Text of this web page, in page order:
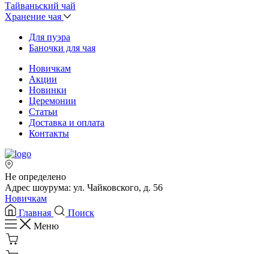
Тайваньский чай
Хранение чая
Для пуэра
Баночки для чая
Новичкам
Акции
Новинки
Церемонии
Статьи
Доставка и оплата
Контакты
Не определено
Адрес шоурума: ул. Чайковского, д. 56
Новичкам
Главная
Поиск
Меню